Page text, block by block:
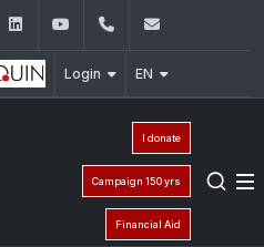
InstagramLinkedInYouTube+961 (1) 421475
Login EN
I donate
Campaign 150 yrs
Financial Aid